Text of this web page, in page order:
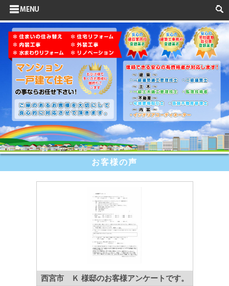
お客様の声
西宮市 Ｋ 様邸のお客様アンケートです。
サイドメニュー
お客様の声
水まわりリフォーム
ポイントリフォーム
よくある質問
HOME
検索